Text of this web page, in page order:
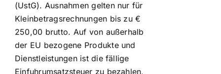
(UstG). Ausnahmen gelten nur für
Kleinbetragsrechnungen bis zu €
250,00 brutto. Auf von außerhalb
der EU bezogene Produkte und
Dienstleistungen ist die fällige
Einfuhrumsatzsteuer zu bezahlen,